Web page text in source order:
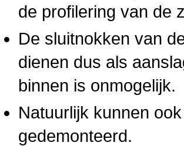
de profilering van de
De sluitnokken van
dienen dus als
binnen is onmogelijk.
Natuurlijk kunnen
gedemonteerd.